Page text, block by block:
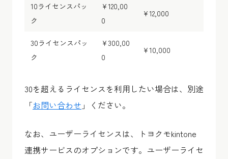
10ライセンスパッ
ク
¥120,00
0
¥12,000
30ライセンスパッ
ク
¥300,00
0
¥10,000
30を超えるライセンスを利用したい場合は、別途
「お問い合わせ 」ください。
なお、ユーザーライセンスは、トヨクモkintone
連携サービスのオプションです。ユーザーライセ